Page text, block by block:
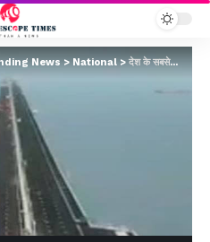
News > National > देश के सबसे लंबे समुद्री पुल अटल सेतु का उद्घाटन